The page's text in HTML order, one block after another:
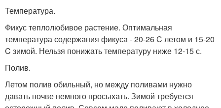
Температура.
Фикус теплолюбивое растение. Оптимальная
температура содержания фикуса - 20-26 C летом и 15-20
C зимой. Нельзя понижать температуру ниже 12-15 с.
Полив.
Летом полив обильный, но между поливами нужно
давать почве немного просыхать. Зимой требуется